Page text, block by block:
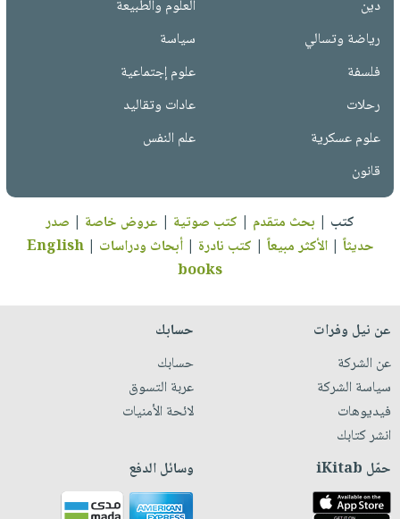
دين
العلوم والطبيعة
رياضة وتسالي
سياسة
فلسفة
علوم إجتماعية
رحلات
عادات وتقاليد
علوم عسكرية
علم النفس
قانون
كتب | بحث متقدم | كتب صوتية | عروض خاصة | صدر
حديثاً |الأكثر مبيعاً | كتب نادرة |أبحاث ودراسات |
English
books
عن نيل وفرات
عن الشركة
سياسة الشركة
فيديوهات
انشر كتابك
حسابك
حسابك
عربة التسوق
لائحة الأمنيات
حمّل iKitab وسائل الدفع